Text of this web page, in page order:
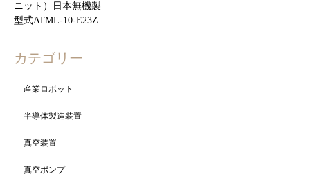
ニット）日本無機製
型式ATML-10-E23Z
カテゴリー
産業ロボット
半導体製造装置
真空装置
真空ポンプ